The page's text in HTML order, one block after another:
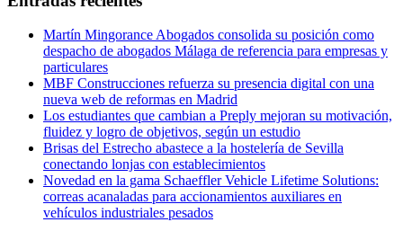
Martín Mingorance Abogados consolida su posición como
despacho de abogados Málaga de referencia para empresas y
particulares
MBF Construcciones refuerza su presencia digital con una
nueva web de reformas en Madrid
Los estudiantes que cambian a Preply mejoran su motivación,
fluidez y logro de objetivos, según un estudio
Brisas del Estrecho abastece a la hostelería de Sevilla
conectando lonjas con establecimientos
Novedad en la gama Schaeffler Vehicle Lifetime Solutions:
correas acanaladas para accionamientos auxiliares en
vehículos industriales pesados